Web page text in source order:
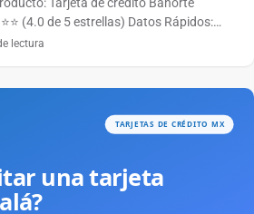
(4.0 de 5 estrellas) Datos Rápidos:
año Bandera Mastercard Límite de
lectura